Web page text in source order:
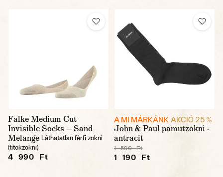
Falke Medium Cut
Invisible Socks — Sand
Melange Láthatatlan férfi zokni
(titokzokni)
4 990 Ft
A MI MÁRKÁNK AKCIÓ 25 %
John & Paul pamutzokni -
antracit
1 590 Ft
1 190 Ft